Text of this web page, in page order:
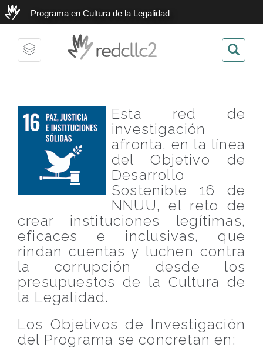
Programa en Cultura de la Legalidad
Toggle
redcllc2
Esta red de
investigación
afronta, en la línea
del Objetivo de
Desarrollo
Sostenible 16 de
NNUU, el reto de
crear instituciones legítimas,
eficaces e inclusivas, que
rindan cuentas y luchen contra
la corrupción desde los
presupuestos de la Cultura de
la Legalidad.
Los Objetivos de Investigación
del Programa se concretan en: